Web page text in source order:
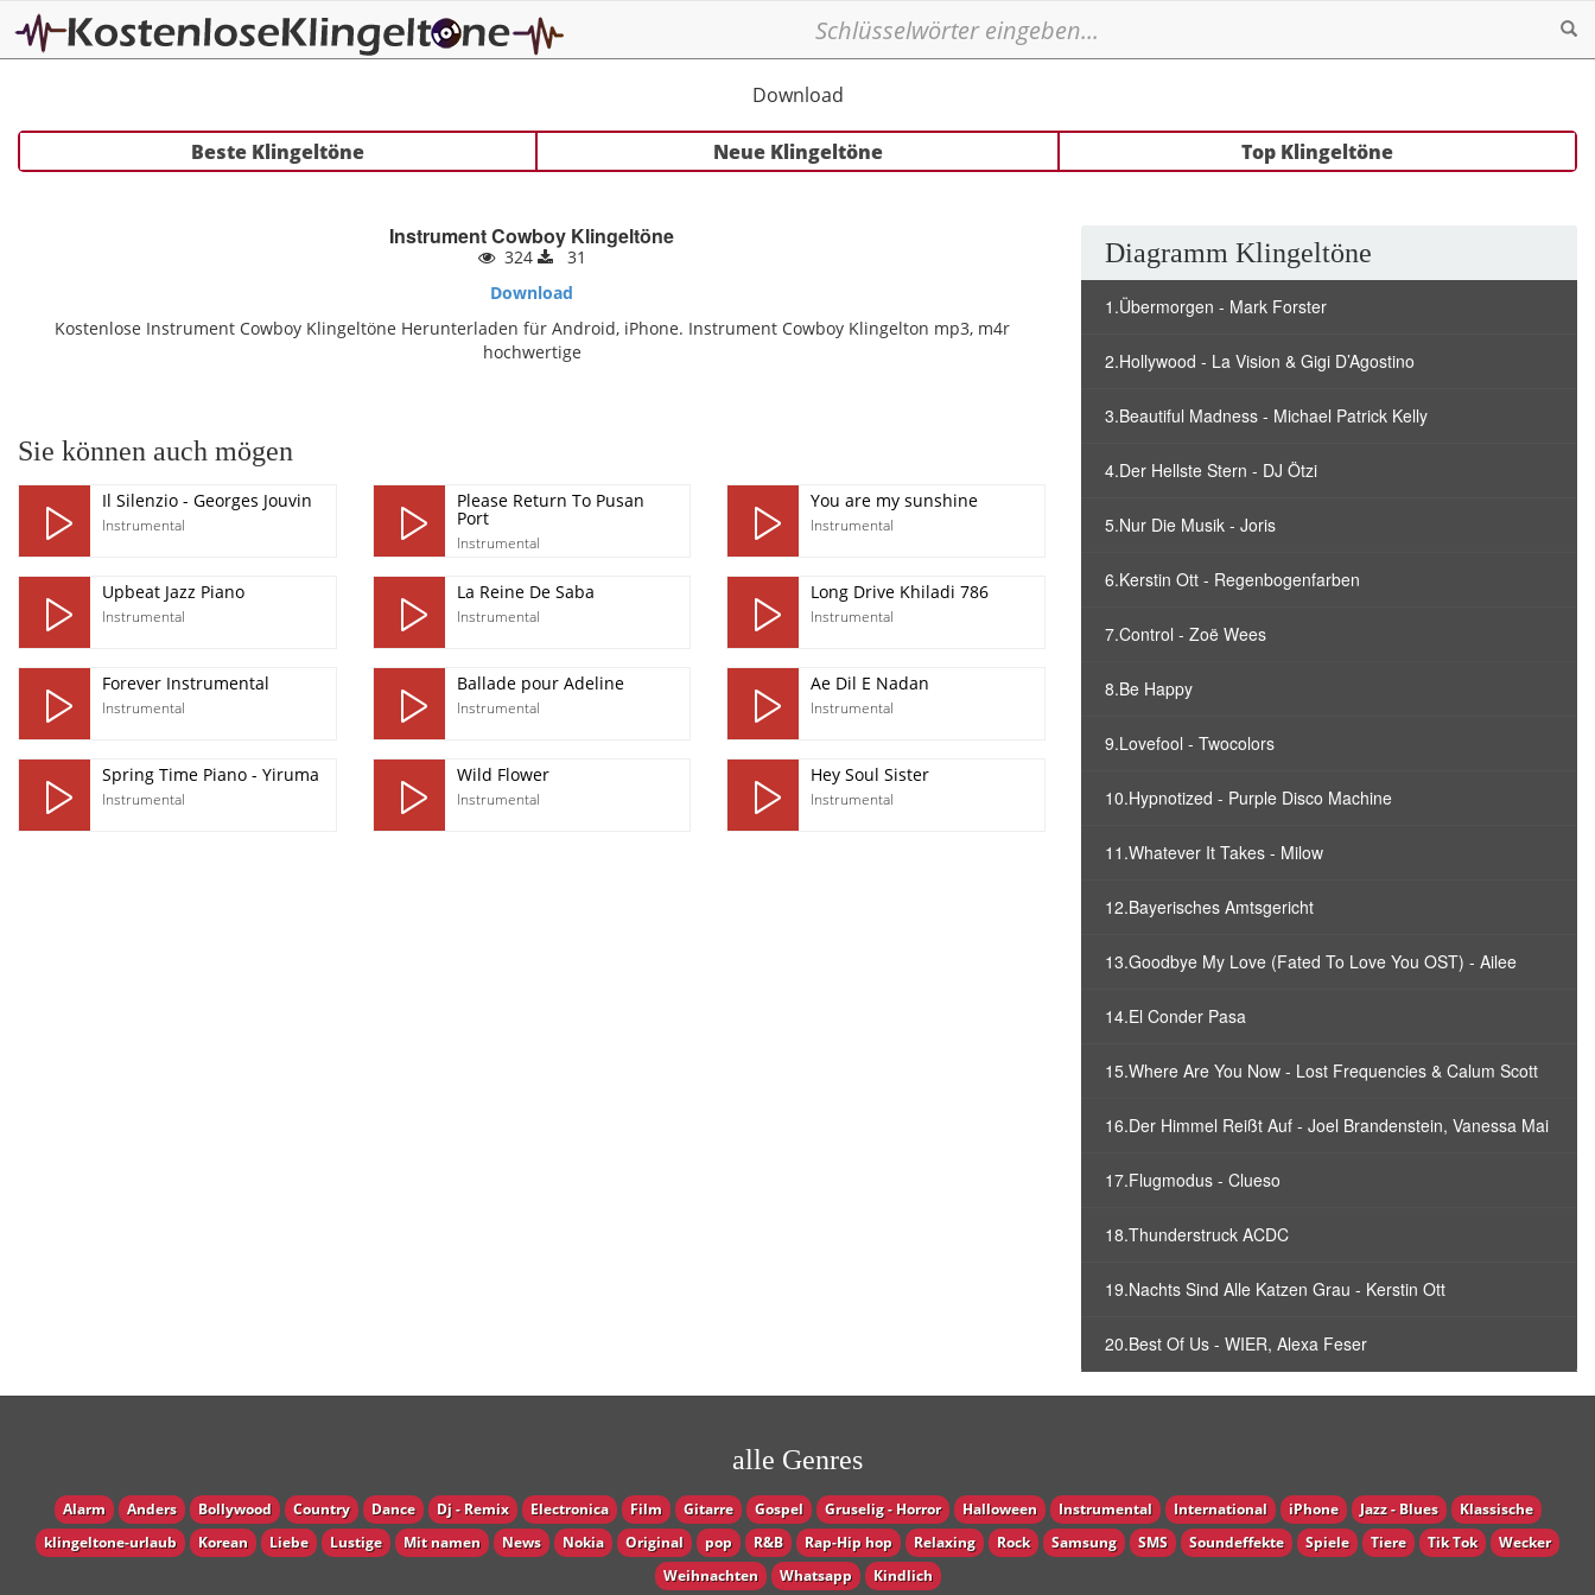
Download
Beste Klingeltöne Neue Klingeltöne Top Klingeltöne
Instrument Cowboy Klingeltöne
324
31
Download
Kostenlose Instrument Cowboy Klingeltöne Herunterladen für Android, iPhone. Instrument Cowboy Klingelton mp3, m4r
hochwertige
Sie können auch mögen
Il Silenzio - Georges Jouvin
Instrumental
Please Return To Pusan
Port
Instrumental
You are my sunshine
Instrumental
Upbeat Jazz Piano
Instrumental
La Reine De Saba
Instrumental
Long Drive Khiladi 786
Instrumental
Forever Instrumental
Instrumental
Ballade pour Adeline
Instrumental
Ae Dil E Nadan
Instrumental
Spring Time Piano - Yiruma
Instrumental
Wild Flower
Instrumental
Hey Soul Sister
Instrumental
Diagramm Klingeltöne
1.Übermorgen - Mark Forster
2.Hollywood - La Vision & Gigi D’Agostino
3.Beautiful Madness - Michael Patrick Kelly
4.Der Hellste Stern - DJ Ötzi
5.Nur Die Musik - Joris
6.Kerstin Ott - Regenbogenfarben
7.Control - Zoë Wees
8.Be Happy
9.Lovefool - Twocolors
10.Hypnotized - Purple Disco Machine
11.Whatever It Takes - Milow
12.Bayerisches Amtsgericht
13.Goodbye My Love (Fated To Love You OST) - Ailee
14.El Conder Pasa
15.Where Are You Now - Lost Frequencies & Calum Scott
16.Der Himmel Reißt Auf - Joel Brandenstein, Vanessa Mai
17.Flugmodus - Clueso
18.Thunderstruck ACDC
19.Nachts Sind Alle Katzen Grau - Kerstin Ott
20.Best Of Us - WIER, Alexa Feser
alle Genres
Alarm Anders Bollywood Country Dance Dj - Remix Electronica Film Gitarre Gospel Gruselig - Horror Halloween Instrumental International iPhone Jazz - Blues
Klassische
klingeltone-urlaub
Korean Liebe Lustige Mit namen News Nokia Original pop R&B Rap-Hip hop Relaxing Rock Samsung SMS Soundeffekte Spiele Tiere Tik Tok
Wecker
Weihnachten
Whatsapp Кindlich